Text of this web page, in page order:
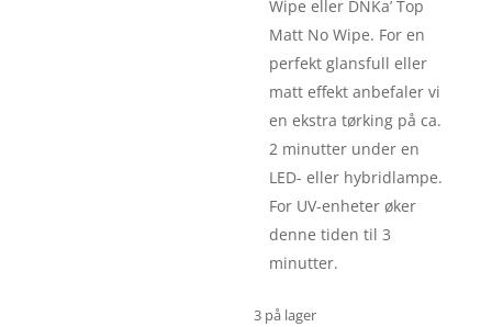
Wipe eller DNKa’ Top
Matt No Wipe. For en
perfekt glansfull eller
matt effekt anbefaler vi
en ekstra tørking på ca.
2 minutter under en
LED- eller hybridlampe.
For UV-enheter øker
denne tiden til 3
minutter.
3 på lager